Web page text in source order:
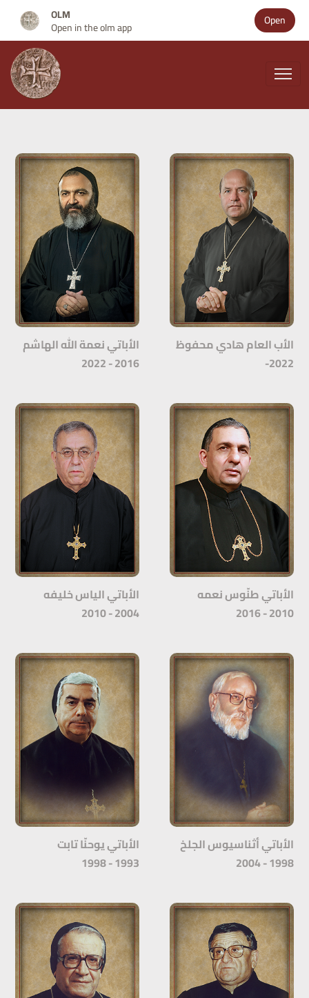
Open
OLM
Open in the olm app
الأب العام هادي محفوظ
2022-
الأباتي نعمة الله الهاشم
2016 - 2022
الأباتي طنّوس نعمه
2010 - 2016
الأباتي الياس خليفه
2004 - 2010
الأباتي أثناسيوس الجلخ
1998 - 2004
الأباتي يوحنّا تابت
1993 - 1998